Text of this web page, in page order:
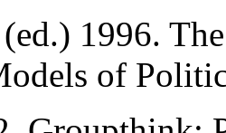
1996.
of